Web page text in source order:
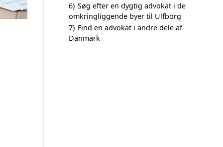
6) Søg efter en dygtig advokat i de
omkringliggende byer til Ulfborg
7) Find en advokat i andre dele af
Danmark